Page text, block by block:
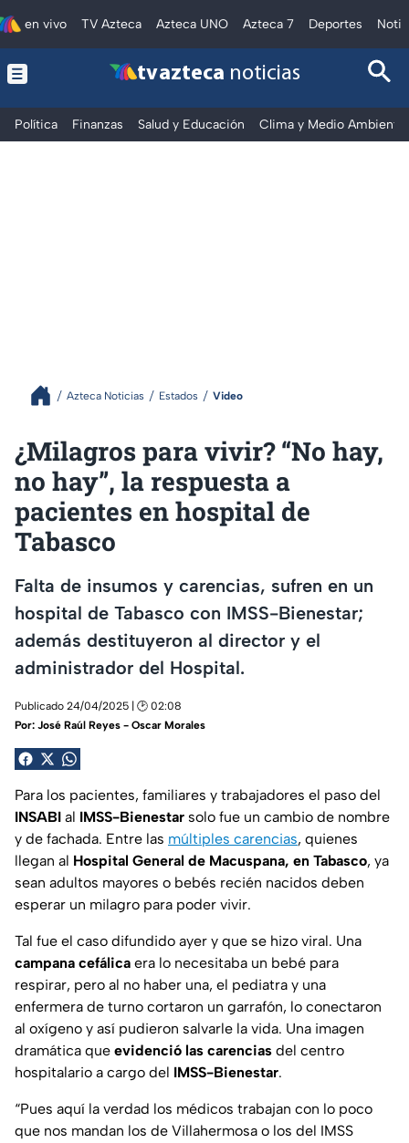
en vivo TV Azteca Azteca UNO Azteca 7 Deportes
tv azteca noticias
Política Finanzas Salud y Educación Clima y Medio Ambiente
Azteca Noticias Estados Video
¿Milagros para vivir? “No hay,
no hay”, la respuesta a
pacientes en hospital de
Tabasco
Falta de insumos y carencias, sufren en un
hospital de Tabasco con IMSS-Bienestar;
además destituyeron al director y el
administrador del Hospital.
Publicado 24/04/2025 | 🕑 02:08
Por: José Raúl Reyes - Oscar Morales
Para los pacientes, familiares y trabajadores el paso del
INSABI al IMSS-Bienestar solo fue un cambio de nombre
y de fachada. Entre las múltiples carencias, quienes
llegan al Hospital General de Macuspana, en Tabasco, ya
sean adultos mayores o bebés recién nacidos deben
esperar un milagro para poder vivir.
Tal fue el caso difundido ayer y que se hizo viral. Una
campana cefálica era lo necesitaba un bebé para
respirar, pero al no haber una, el pediatra y una
enfermera de turno cortaron un garrafón, lo conectaron
al oxígeno y así pudieron salvarle la vida. Una imagen
dramática que evidenció las carencias del centro
hospitalario a cargo del IMSS-Bienestar.
“Pues aquí la verdad los médicos trabajan con lo poco
que nos mandan los de Villahermosa o los del IMSS